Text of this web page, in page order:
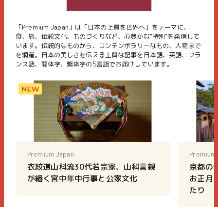
「Premium Japan」は「日本の上質を世界へ」をテーマに、
食、旅、伝統文化、ものづくりなど、心豊かな"特別"を発信して
います。伝統的なものから、コンテンポラリーなもの、人物まで
を網羅。日本の美しさを伝える上質な記事を日本語、英語、フラ
ンス語、簡体字、繁体字の5言語でお届けしています。
Premium Japan
衣紋道山科流30代若宗家、山科言親
が繙く宮中年中行事と公家文化
Premium
京都の
お正月
たり